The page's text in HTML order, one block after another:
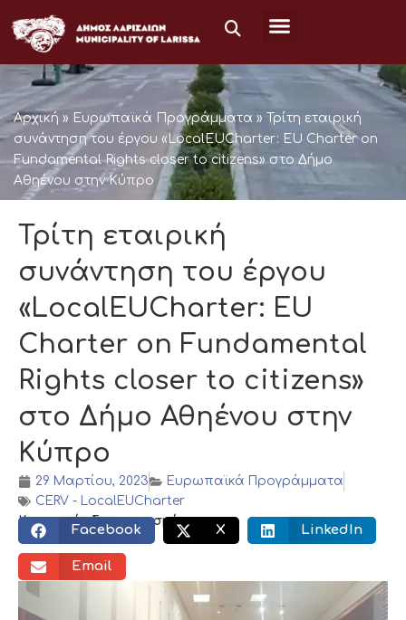
στο
περιεχόμενο
Αρχική » Ευρωπαϊκά Προγράμματα »
Τρίτη εταιρική
συνάντηση του έργου «LocalEUCharter: EU Charter on
Fundamental Rights closer to citizens» στο Δήμο
Αθηένου στην Κύπρο
Τρίτη εταιρική
συνάντηση του έργου
«LocalEUCharter: EU
Charter on Fundamental
Rights closer to citizens»
στο Δήμο Αθηένου στην
Κύπρο
29 Μαρτίου, 2023
Ευρωπαϊκά Προγράμματα
CERV - LocalEUCharter
Κοινωνικός διαμοιρασμός:
Facebook X LinkedIn
Email